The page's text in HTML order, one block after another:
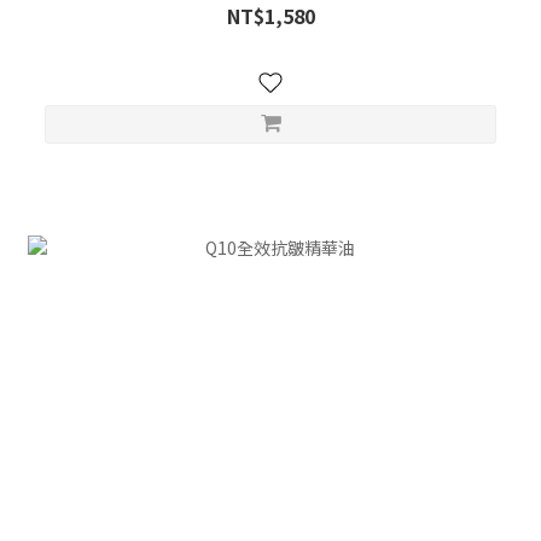
NT$1,580